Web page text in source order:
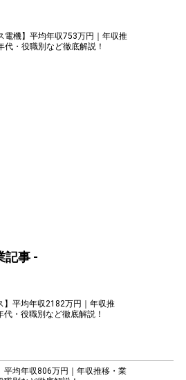
電機】平均年収753万円｜年収推
代・役職別など徹底解説！
記事 -
】平均年収2182万円｜年収推
代・役職別など徹底解説！
平均年収806万円｜年収推移・業